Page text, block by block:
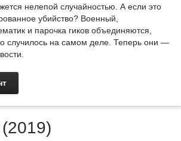
нелепой случайностью. А если это
убийство? Военный,
и парочка гиков объединяются,
случилось на самом деле. Теперь они —